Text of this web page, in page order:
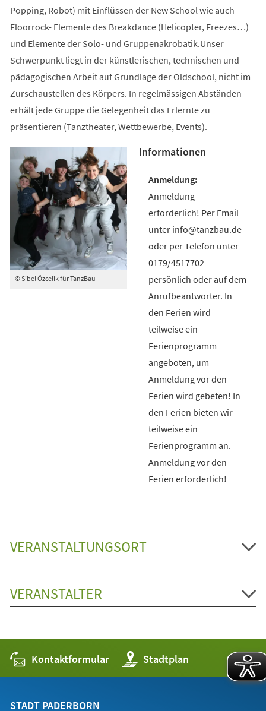
Popping, Robot) mit Einflüssen der New School wie auch
Floorrock- Elemente des Breakdance (Helicopter, Freezes…)
und Elemente der Solo- und Gruppenakrobatik.Unser
Schwerpunkt liegt in der künstlerischen, technischen und
pädagogischen Arbeit auf Grundlage der Oldschool, nicht im
Zurschaustellen des Körpers. In regelmässigen Abständen
erhält jede Gruppe die Gelegenheit das Erlernte zu
präsentieren (Tanztheater, Wettbewerbe, Events).
© Sibel Özcelik für TanzBau
Informationen
Anmeldung
erforderlich! Per Email
unter info@tanzbau.de
oder per Telefon unter
0179/4517702
persönlich oder auf dem
Anrufbeantworter. In
den Ferien wird
teilweise ein
Ferienprogramm
angeboten, um
Anmeldung vor den
Ferien wird gebeten! In
den Ferien bieten wir
teilweise ein
Ferienprogramm an.
Anmeldung vor den
Ferien erforderlich!
VERANSTALTUNGSORT
VERANSTALTER
Kontaktformular Stadtplan
(Öffnet
in
einem
STADT PADERBORN